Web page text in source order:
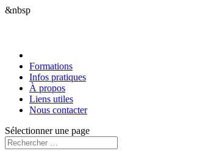
&nbsp
Formations
Infos pratiques
À propos
Liens utiles
Nous contacter
Sélectionner une page